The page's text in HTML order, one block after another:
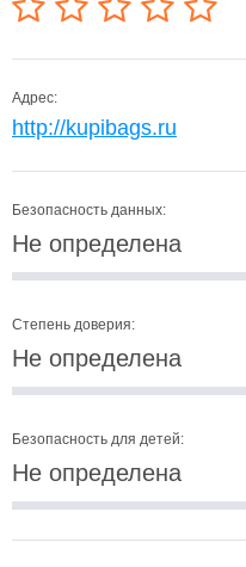
Адрес:
http://kupibags.ru
Безопасность данных:
Не определена
Степень доверия:
Не определена
Безопасность для детей:
Не определена